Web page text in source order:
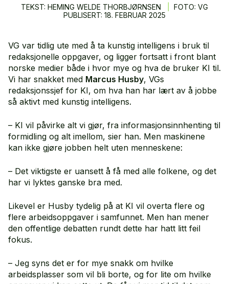
TEKST: HEMING WELDE THORBJØRNSEN
FOTO: VG
PUBLISERT: 18. FEBRUAR 2025
VG var tidlig ute med å ta kunstig intelligens i bruk til
redaksjonelle oppgaver, og ligger fortsatt i front blant
norske medier både i hvor mye og hva de bruker KI til.
Vi har snakket med Marcus Husby, VGs
redaksjonssjef for KI, om hva han har lært av å jobbe
så aktivt med kunstig intelligens.
– KI vil påvirke alt vi gjør, fra informasjonsinnhenting til
formidling og alt imellom, sier han. Men maskinene
kan ikke gjøre jobben helt uten menneskene:
– Det viktigste er uansett å få med alle folkene, og det
har vi lyktes ganske bra med.
Likevel er Husby tydelig på at KI vil overta flere og
flere arbeidsoppgaver i samfunnet. Men han mener
den offentlige debatten rundt dette har hatt litt feil
fokus.
– Jeg syns det er for mye snakk om hvilke
arbeidsplasser som vil bli borte, og for lite om hvilke